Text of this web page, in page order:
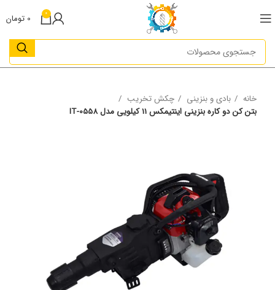
0
0 تومان
خانه بادی و بنزینی
چکش تخریب
بتن کن دو کاره بنزینی اینتیمکس 11 کیلویی مدل IT-0558